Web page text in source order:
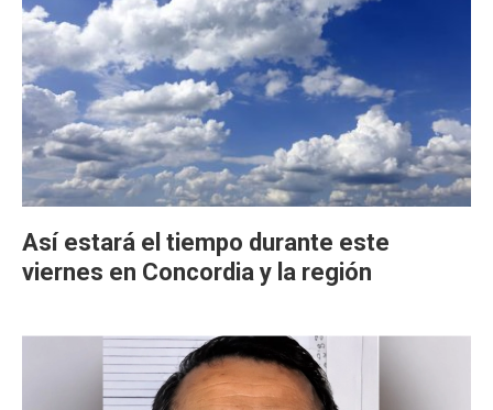
Así estará el tiempo durante este
viernes en Concordia y la región